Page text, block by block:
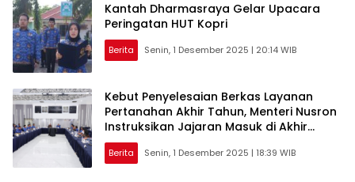
Kantah Dharmasraya Gelar Upacara
Peringatan HUT Kopri
Berita Senin, 1 Desember 2025 | 20:14 WIB
Kebut Penyelesaian Berkas Layanan
Pertanahan Akhir Tahun, Menteri Nusron
Instruksikan Jajaran Masuk di Akhir
Pekan
Berita Senin, 1 Desember 2025 | 18:39 WIB